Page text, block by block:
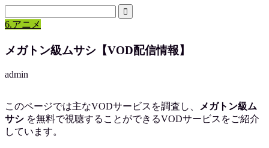
6.アニメ
メガトン級ムサシ【VOD配信情報】
admin
このページでは主なVODサービスを調査し、 メガトン級ム
サシ を無料で視聴することができるVODサービスをご紹介
しています。